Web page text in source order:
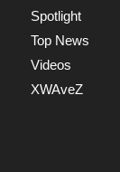
Spotlight
Top News
Videos
XWAveZ